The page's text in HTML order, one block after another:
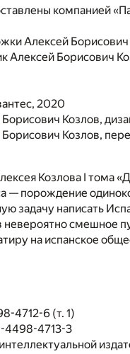
компанией
Алексей Борисович
Алексей Борисович
2020
Козлов,
Козлов,
Козлова I тома
— порождение
задачу написать
невероятно смешное
на испанское
4712-6 (т. 1)
4498-4713-3